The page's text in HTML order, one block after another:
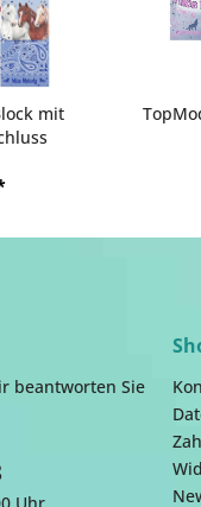
mit
beantworten Sie